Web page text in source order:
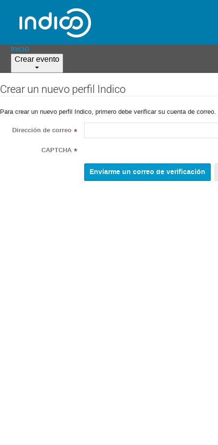
Inicio
Crear evento
Crear un nuevo perfil Indico
Para crear un nuevo perfil Indico, primero debe verificar su cuenta de correo.
Dirección de correo *
CAPTCHA *